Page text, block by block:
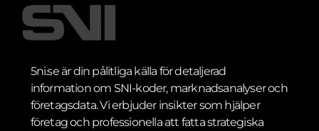
5ni.se är din pålitliga källa för detaljerad
information om SNI-koder, marknadsanalyser och
företagsdata. Vi erbjuder insikter som hjälper
företag och professionella att fatta strategiska